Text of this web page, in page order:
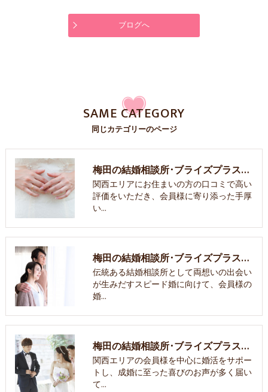
ブログへ
同じカテゴリーのページ
SAME CATEGORY
梅田の結婚相談所･ブライズプラスの口コミ情報
関西エリアにお住まいの方の口コミで高い
評価をいただき、会員様に寄り添った手厚
い…
梅田の結婚相談所･ブライズプラスの評判
伝統ある結婚相談所として両想いの出会い
が生みだすスピード婚に向けて、会員様の
婚…
梅田の結婚相談所･ブライズプラスのお客様の声
関西エリアの会員様を中心に婚活をサポー
トし、成婚に至った喜びのお声が多く届い
て…